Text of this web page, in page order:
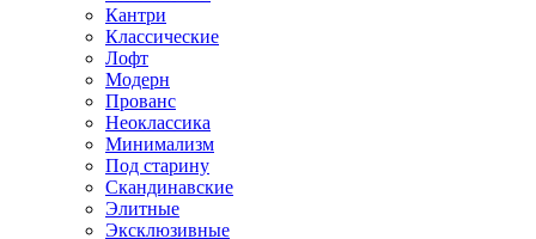
Кантри
Классические
Лофт
Модерн
Прованс
Неоклассика
Минимализм
Под старину
Скандинавские
Элитные
Эксклюзивные